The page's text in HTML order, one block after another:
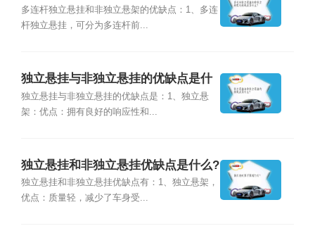
点是什么?
多连杆独立悬挂和非独立悬架的优缺点：1、多连
杆独立悬挂，可分为多连杆前...
独立悬挂与非独立悬挂的优缺点是什
么?
独立悬挂与非独立悬挂的优缺点是：1、独立悬
架：优点：拥有良好的响应性和...
独立悬挂和非独立悬挂优缺点是什么?
独立悬挂和非独立悬挂优缺点有：1、独立悬架，
优点：质量轻，减少了车身受...